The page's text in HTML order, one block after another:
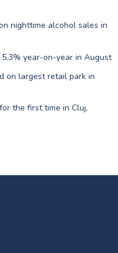
nighttime alcohol sales in
year-on-year in August
on largest retail park in
the first time in Cluj,